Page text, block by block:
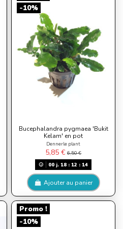
-10%
Bucephalandra pygmaea 'Bukit
Kelam' en pot
Dennerle plant
5,85 €6,50 €
00j. 18: 12 : 13
Ajouter au panier
Promo !
-10%